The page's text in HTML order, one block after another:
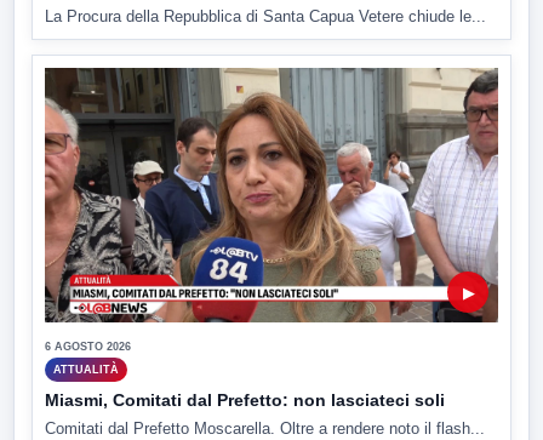
La Procura della Repubblica di Santa Capua Vetere chiude le...
▶
6 AGOSTO 2026
ATTUALITÀ
Miasmi, Comitati dal Prefetto: non lasciateci soli
Comitati dal Prefetto Moscarella. Oltre a rendere noto il flash...